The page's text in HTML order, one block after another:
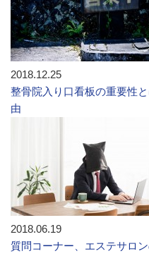
2018.12.25
整骨院入り口看板の重要性
由
2018.06.19
質問コーナー、エステサロ